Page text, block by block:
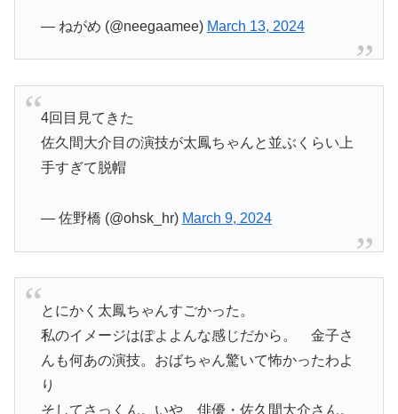
— ねがめ (@neegaamee) March 13, 2024
4回目見てきた
佐久間大介目の演技が太鳳ちゃんと並ぶくらい上
手すぎて脱帽
— 佐野橋 (@ohsk_hr) March 9, 2024
とにかく太鳳ちゃんすごかった。
私のイメージはぽよよんな感じだから。 金子さ
んも何あの演技。おばちゃん驚いて怖かったわよ
り
そしてさっくん。いや、俳優・佐久間大介さん。